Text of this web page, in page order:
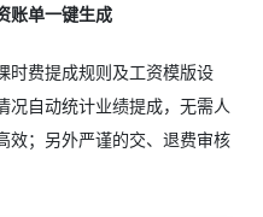
账单一键生成
时费提成规则及工资模版设
况自动统计业绩提成，无需人
效；另外严谨的交、退费审核